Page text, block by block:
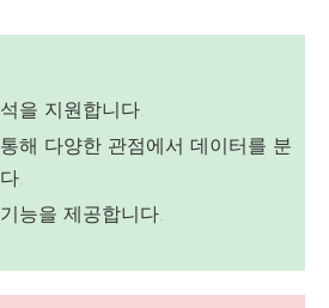
을 지원합니다.
해 다양한 관점에서 데이터를 분
.
능을 제공합니다.